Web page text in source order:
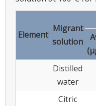
Element
Migrant
solution
Distilled
water
Citric